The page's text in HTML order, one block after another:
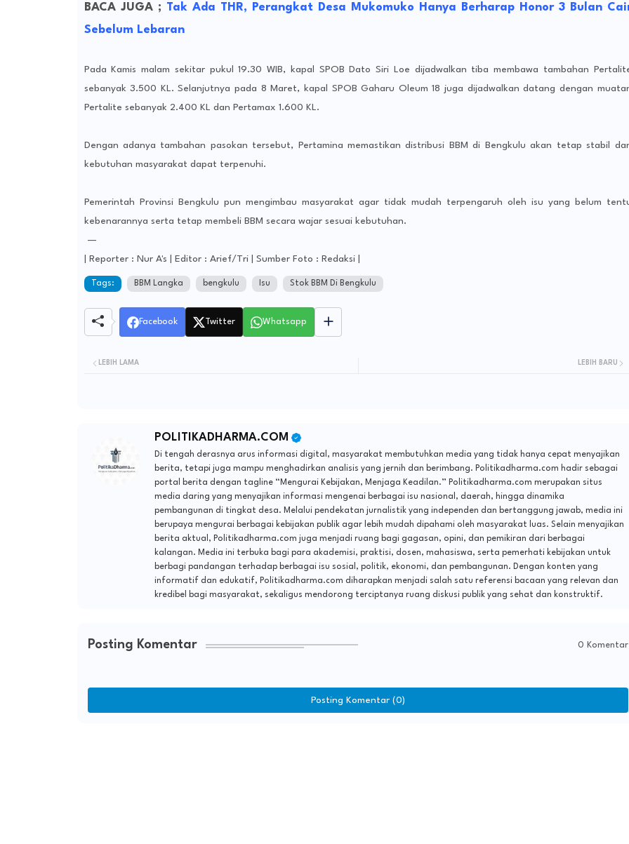
BACA JUGA ; Tak Ada THR, Perangkat Desa Mukomuko Hanya Berharap Honor 3 Bulan
Sebelum Lebaran
Pada Kamis malam sekitar pukul 19.30 WIB, kapal SPOB Dato Siri Loe dijadwalkan tiba membawa tambahan
sebanyak 3.500 KL. Selanjutnya pada 8 Maret, kapal SPOB Gaharu Oleum 18 juga dijadwalkan datang dengan
Pertalite sebanyak 2.400 KL dan Pertamax 1.600 KL.
Dengan adanya tambahan pasokan tersebut, Pertamina memastikan distribusi BBM di Bengkulu akan tetap stabil
kebutuhan masyarakat dapat terpenuhi.
Pemerintah Provinsi Bengkulu pun mengimbau masyarakat agar tidak mudah terpengaruh oleh isu yang belum
kebenarannya serta tetap membeli BBM secara wajar sesuai kebutuhan.
—
| Reporter : Nur A's | Editor : Arief/Tri | Sumber Foto : Redaksi |
Tags: BBM Langka bengkulu Isu Stok BBM Di Bengkulu
Facebook Twitter Whatsapp
LEBIH BARU
LEBIH LAMA
POLITIKADHARMA.COM
Di tengah derasnya arus informasi digital, masyarakat membutuhkan media yang tidak hanya cepat menyajikan
berita, tetapi juga mampu menghadirkan analisis yang jernih dan berimbang. Politikadharma.com hadir sebagai
portal berita dengan tagline “Mengurai Kebijakan, Menjaga Keadilan.” Politikadharma.com merupakan situs
media daring yang menyajikan informasi mengenai berbagai isu nasional, daerah, hingga dinamika
pembangunan di tingkat desa. Melalui pendekatan jurnalistik yang independen dan bertanggung jawab, media ini
berupaya mengurai berbagai kebijakan publik agar lebih mudah dipahami oleh masyarakat luas. Selain menyajikan
berita aktual, Politikadharma.com juga menjadi ruang bagi gagasan, opini, dan pemikiran dari berbagai
kalangan. Media ini terbuka bagi para akademisi, praktisi, dosen, mahasiswa, serta pemerhati kebijakan untuk
berbagi pandangan terhadap berbagai isu sosial, politik, ekonomi, dan pembangunan. Dengan konten yang
informatif dan edukatif, Politikadharma.com diharapkan menjadi salah satu referensi bacaan yang relevan dan
kredibel bagi masyarakat, sekaligus mendorong terciptanya ruang diskusi publik yang sehat dan konstruktif.
Posting Komentar 0 Komentar
Posting Komentar (0)